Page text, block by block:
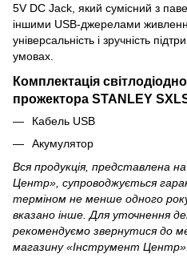
5V DC Jack, який сумісний з
іншими USB-джерелами
універсальність і зручність
умовах.
Комплектація
прожектора STANLEY
Кабель USB
Акумулятор
Вся продукція, представлена
Центр», супроводжується
терміном не менше одного
вказано інше. Для уточнення
рекомендуємо звернутися до
магазину «Інструмент Центр».